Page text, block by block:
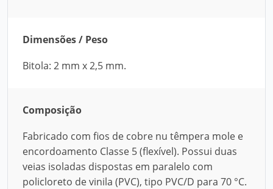
Dimensões / Peso
Bitola: 2 mm x 2,5 mm.
Composição
Fabricado com fios de cobre nu têmpera mole e
encordoamento Classe 5 (flexível). Possui duas
veias isoladas dispostas em paralelo com
policloreto de vinila (PVC), tipo PVC/D para 70 °C.